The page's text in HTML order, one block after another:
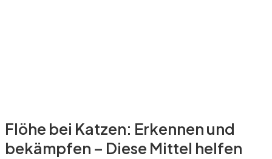
Flöhe bei Katzen: Erkennen und
bekämpfen – Diese Mittel helfen